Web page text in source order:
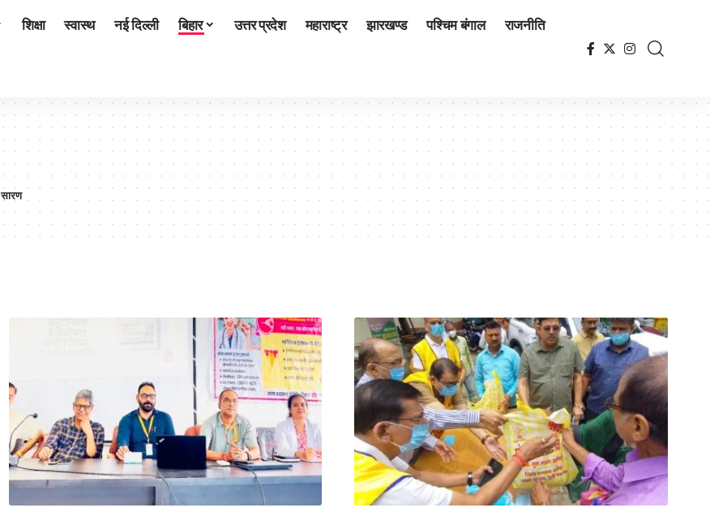
शिक्षा स्वास्थ नई दिल्ली बिहार उत्तर प्रदेश महाराष्ट्र झारखण्ड पश्चिम बंगाल राजनीति
सारण